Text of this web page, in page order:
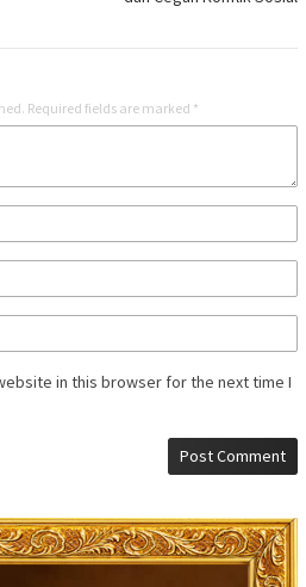
Required fields are marked *
in this browser for the next time I